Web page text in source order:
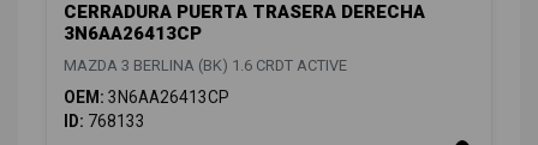
CERRADURA PUERTA TRASERA DERECHA
3N6AA26413CP
MAZDA 3 BERLINA (BK) 1.6 CRDT ACTIVE
OEM: 3N6AA26413CP
ID: 768133